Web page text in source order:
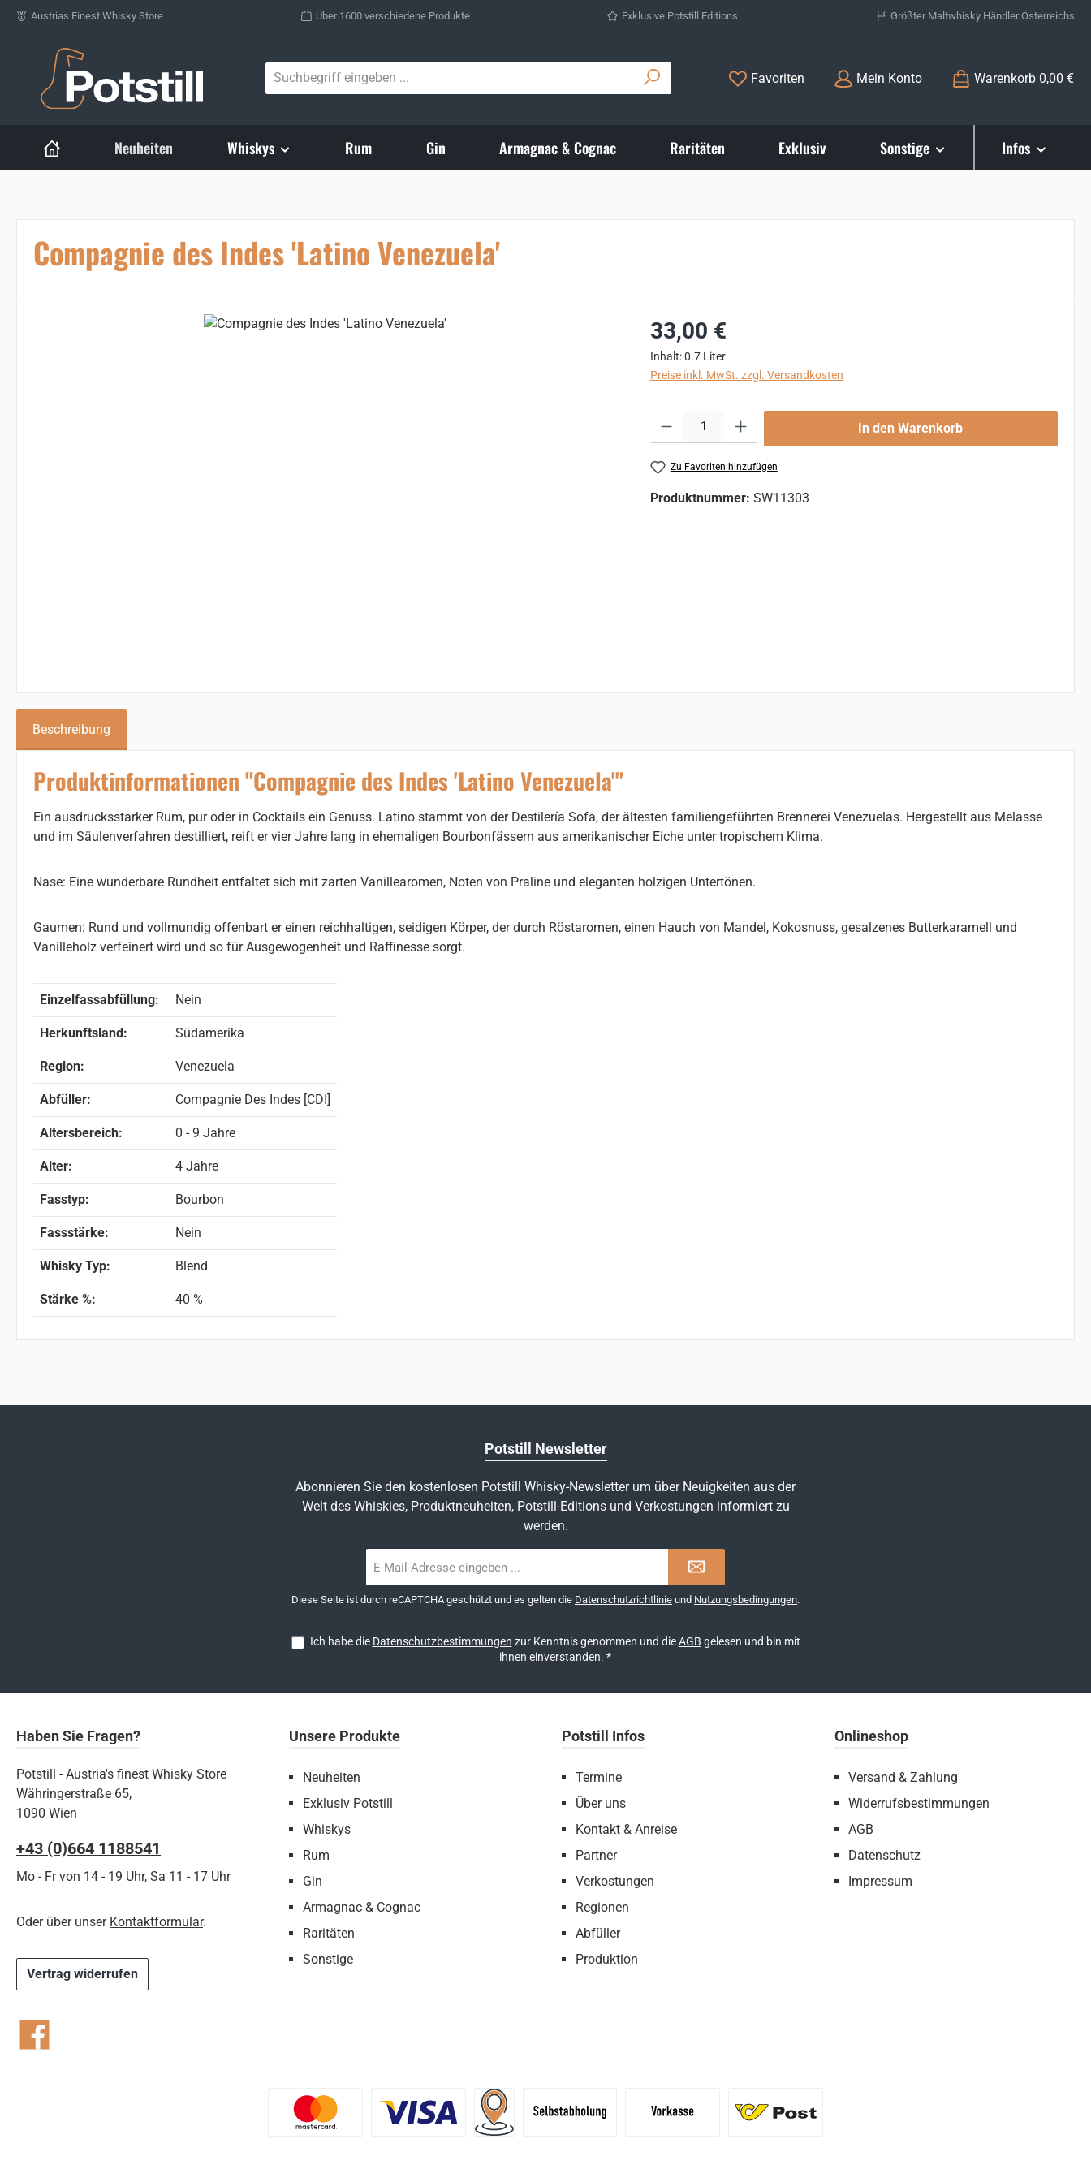
Zum Hauptinhalt springen
Austrias Finest Whisky Store Über 1600 verschiedene Produkte Exklusive Potstill Editions Größter Maltwhisky Händler Österreichs
Favoriten Du hast 0 Produkte auf dem Merkzettel
Mein Konto Warenkorb 0,00 €
Neuheiten Whiskys Rum Gin Armagnac & Cognac Raritäten Exklusiv Sonstige Infos
Compagnie des Indes 'Latino Venezuela'
Regulärer Preis:
33,00 €
Inhalt:0.7 Liter
Preise inkl. MwSt. zzgl. Versandkosten
Produkt Anzahl: Gib den gewünschten Wert ein oder benutze die Schaltflächen um die
In den Warenkorb
Zu Favoriten hinzufügen
Produktnummer: SW11303
Beschreibung
Produktinformationen "Compagnie des Indes 'Latino Venezuela'"
Ein ausdrucksstarker Rum, pur oder in Cocktails ein Genuss. Latino stammt von der Destilería Sofa, der ältesten familiengeführten Brennerei Venezuelas. Hergestellt aus Melasse
und im Säulenverfahren destilliert, reift er vier Jahre lang in ehemaligen Bourbonfässern aus amerikanischer Eiche unter tropischem Klima.
Nase: Eine wunderbare Rundheit entfaltet sich mit zarten Vanillearomen, Noten von Praline und eleganten holzigen Untertönen.
Gaumen: Rund und vollmundig offenbart er einen reichhaltigen, seidigen Körper, der durch Röstaromen, einen Hauch von Mandel, Kokosnuss, gesalzenes Butterkaramell und
Vanilleholz verfeinert wird und so für Ausgewogenheit und Raffinesse sorgt.
Einzelfassabfüllung: Nein
Herkunftsland: Südamerika
Region: Venezuela
Abfüller: Compagnie Des Indes [CDI]
Altersbereich: 0 - 9 Jahre
Alter: 4 Jahre
Fasstyp: Bourbon
Fassstärke: Nein
Whisky Typ: Blend
Stärke %: 40 %
Potstill Newsletter
Abonnieren Sie den kostenlosen Potstill Whisky-Newsletter um über Neuigkeiten aus der
Welt des Whiskies, Produktneuheiten, Potstill-Editions und Verkostungen informiert zu
werden.
Mail-
Diese Seite ist durch reCAPTCHA geschützt und es gelten die Datenschutzrichtlinie und Nutzungsbedingungen.
Ich habe die Datenschutzbestimmungen zur Kenntnis genommen und dieAGB gelesen und bin mit
ihnen einverstanden. *
Haben Sie Fragen?
Potstill - Austria's finest Whisky Store
Währingerstraße 65,
1090 Wien
+43 (0)664 1188541‬
Mo - Fr von 14 - 19 Uhr, Sa 11 - 17 Uhr
Oder über unser Kontaktformular.
Vertrag widerrufen
Facebook
Unsere Produkte
Neuheiten
Exklusiv Potstill
Whiskys
Rum
Gin
Armagnac & Cognac
Raritäten
Sonstige
Potstill Infos
Termine
Über uns
Kontakt & Anreise
Partner
Verkostungen
Regionen
Abfüller
Produktion
Onlineshop
Versand & Zahlung
Widerrufsbestimmungen
AGB
Datenschutz
Impressum